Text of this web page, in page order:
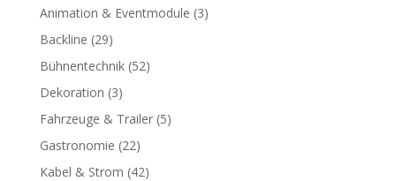
Animation & Eventmodule (3)
Backline (29)
Bühnentechnik (52)
Dekoration (3)
Fahrzeuge & Trailer (5)
Gastronomie (22)
Kabel & Strom (42)